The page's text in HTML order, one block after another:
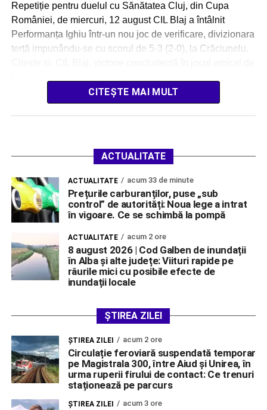
Repetiție pentru duelul cu Sănătatea Cluj, din Cupa
României, de miercuri, 12 august CIL Blaj a întâlnit
Performanța Ighiu într-un nou joc de verificare, divizionara
terță impunându-se cu scorul de 5-3 (2-0), la Crăciunelu.
CITEȘTE MAI MULT
ACTUALITATE
ACTUALITATE acum 33 de minute
Prețurile carburanților, puse „sub
control” de autorități: Noua lege a intrat
în vigoare. Ce se schimbă la pompă
ACTUALITATE acum 2 ore
8 august 2026 | Cod Galben de inundații
în Alba și alte județe: Viituri rapide pe
râurile mici cu posibile efecte de
inundații locale
ȘTIREA ZILEI
ŞTIREA ZILEI acum 2 ore
Circulație feroviară suspendată temporar
pe Magistrala 300, între Aiud și Unirea, în
urma ruperii firului de contact: Ce trenuri
staționează pe parcurs
ŞTIREA ZILEI acum 3 ore